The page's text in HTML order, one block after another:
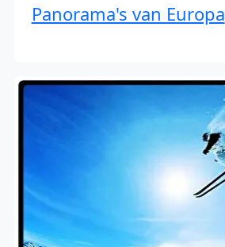
Panorama's van Europa